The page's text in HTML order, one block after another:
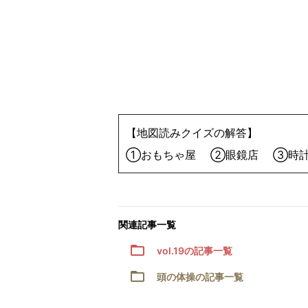
【地図読みクイズの解答】
①おもちゃ屋 ②眼鏡店 ③時
関連記事一覧
vol.19の記事一覧
頭の体操の記事一覧